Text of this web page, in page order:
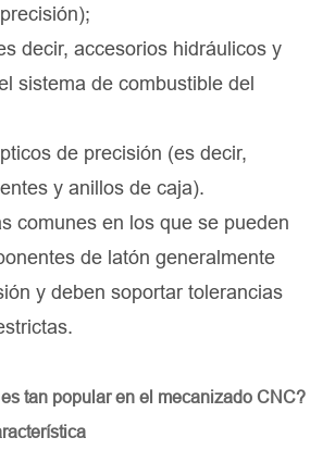
decir, accesorios hidráulicos y
sistema de combustible del
de precisión (es decir,
y anillos de caja).
comunes en los que se pueden
de latón generalmente
y deben soportar tolerancias
tan popular en el mecanizado CNC?